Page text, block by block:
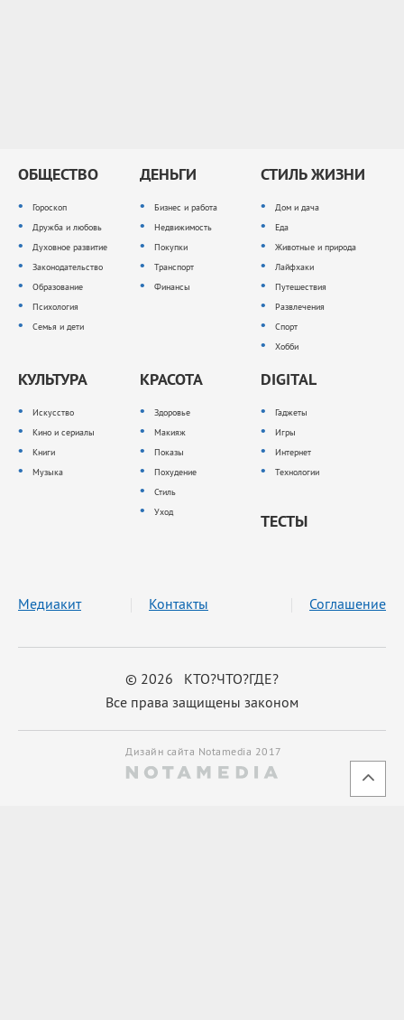
ОБЩЕСТВО
Гороскоп
Дружба и любовь
Духовное развитие
Законодательство
Образование
Психология
Семья и дети
ДЕНЬГИ
Бизнес и работа
Недвижимость
Покупки
Транспорт
Финансы
СТИЛЬ ЖИЗНИ
Дом и дача
Еда
Животные и природа
Лайфхаки
Путешествия
Развлечения
Спорт
Хобби
КУЛЬТУРА
Искусство
Кино и сериалы
Книги
Музыка
КРАСОТА
Здоровье
Макияж
Показы
Похудение
Стиль
Уход
DIGITAL
Гаджеты
Игры
Интернет
Технологии
ТЕСТЫ
© 2026 КТО?ЧТО?ГДЕ?
Все права защищены законом
Медиакит Контакты Соглашение
Дизайн сайта Notamedia 2017